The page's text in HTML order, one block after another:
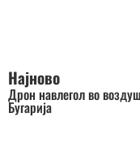
Најново
Дрон навлегол во
Бугарија